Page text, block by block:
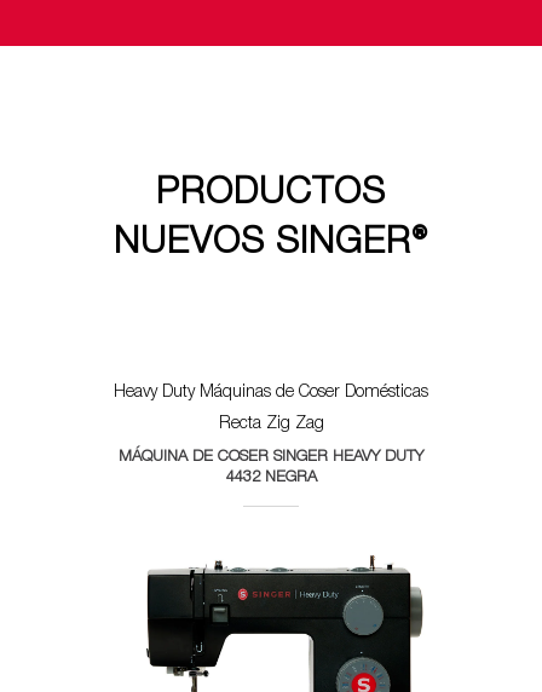
PRODUCTOS
NUEVOS SINGER®
Heavy Duty Máquinas de Coser Domésticas
Recta Zig Zag
MÁQUINA DE COSER SINGER HEAVY DUTY
4432 NEGRA